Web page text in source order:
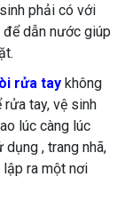
phải có với
dẫn nước giúp
rửa tay không
tay, vệ sinh
lúc càng lúc
, trang nhã,
lập ra một nơi